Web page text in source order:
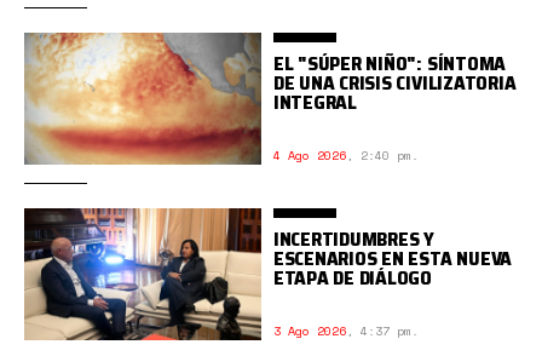
EL "SÚPER NIÑO": SÍNTOMA
DE UNA CRISIS CIVILIZATORIA
INTEGRAL
4 Ago 2026, 2:40 pm.
INCERTIDUMBRES Y
ESCENARIOS EN ESTA NUEVA
ETAPA DE DIÁLOGO
3 Ago 2026, 4:37 pm.